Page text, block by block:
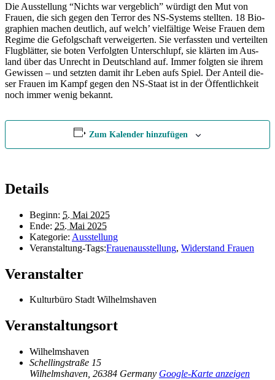
Die Aus­stel­lung “Nichts war ver­geb­lich” wür­digt den Mut von
Frau­en, die sich ge­gen den Ter­ror des NS-Sys­tems stell­ten. 18 Bio­
gra­phien ma­chen deut­lich, auf welch’ viel­fäl­ti­ge Wei­se Frau­en dem
Re­gime die Ge­folg­schaft ver­wei­ger­ten. Sie ver­fass­ten und ver­teil­ten
Flug­blät­ter, sie bo­ten Ver­folg­ten Un­ter­schlupf, sie klär­ten im Aus­
land über das Un­recht in Deutsch­land auf. Im­mer folg­ten sie ih­rem
Ge­wis­sen – und setz­ten da­mit ihr Le­ben aufs Spiel. Der An­teil die­
ser Frau­en im Kampf ge­gen den NS-Staat ist in der Öf­fent­lich­keit
noch im­mer we­nig bekannt.
Zum Kalender hinzufügen
Details
Beginn: 5. Mai 2025
Ende: 25. Mai 2025
Kategorie: Ausstellung
Veranstaltung-Tags:Frauenausstellung, Widerstand Frauen
Veranstalter
Kul­tur­bü­ro Stadt Wilhelmshaven
Veranstaltungsort
Wil­helms­ha­ven
Schellingstraße 15
Wilhelmshaven 26384 Germany Google-Karte anzeigen